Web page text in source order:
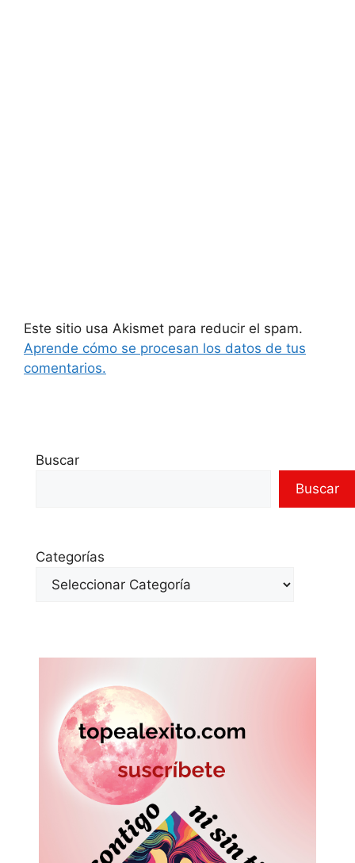
Este sitio usa Akismet para reducir el spam.
Aprende cómo se procesan los datos de tus
comentarios.
Buscar
Buscar
Categorías